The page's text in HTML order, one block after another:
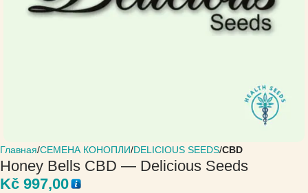
Главная СЕМЕНА КОНОПЛИ DELICIOUS SEEDS CBD
Honey Bells CBD — Delicious Seeds
Kč 997,00